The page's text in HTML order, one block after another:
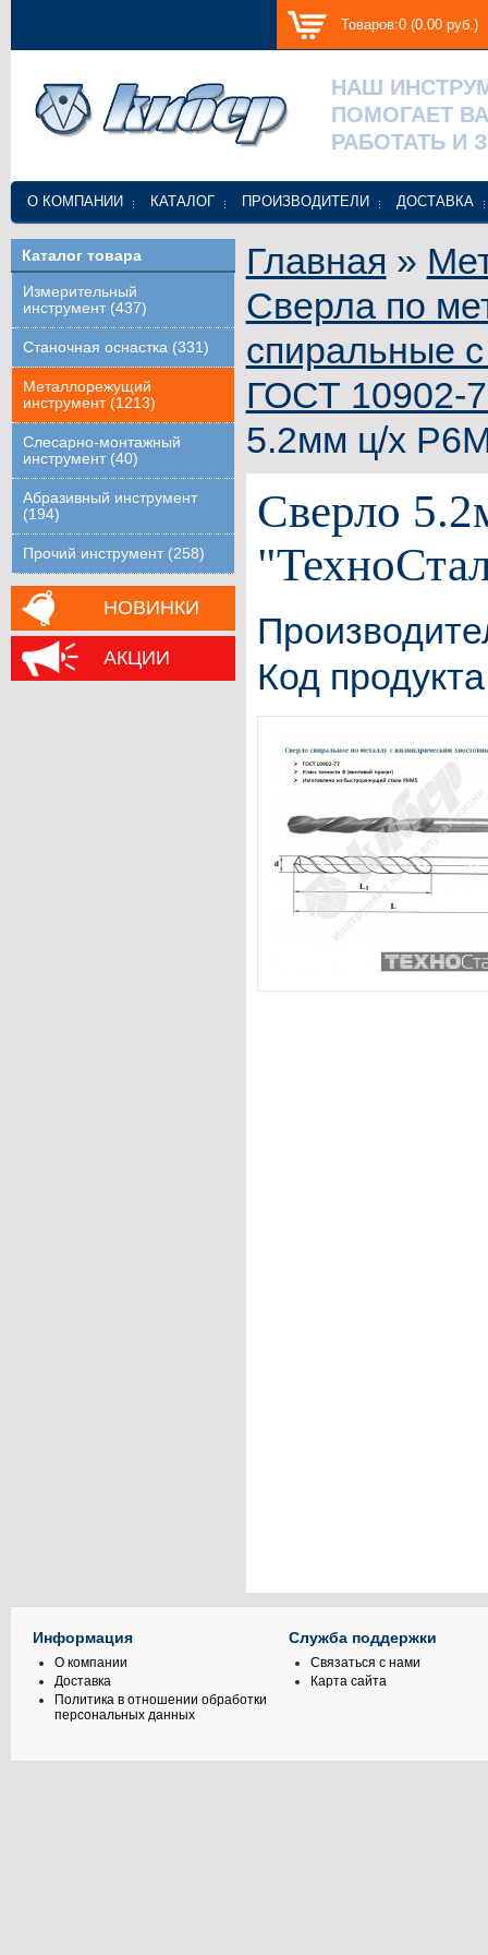
Товаров:0 (0.00 руб.)
НАШ
ПОМОГАЕТ
РАБОТАТЬ И
О КОМПАНИИ КАТАЛОГ ПРОИЗВОДИТЕЛИ ДОСТАВКА
Каталог товара
Измерительный
инструмент (437)
Станочная оснастка (331)
Металлорежущий
инструмент (1213)
Слесарно-монтажный
инструмент (40)
Абразивный инструмент
(194)
Прочий инструмент (258)
НОВИНКИ
АКЦИИ
Главная »
Сверла по
спиральные
ГОСТ 10902-
5.2мм ц/х
Сверло
Код
Информация
О компании
Доставка
Политика в отношении обработки
персональных данных
Служба поддержки
Связаться с нами
Карта сайта